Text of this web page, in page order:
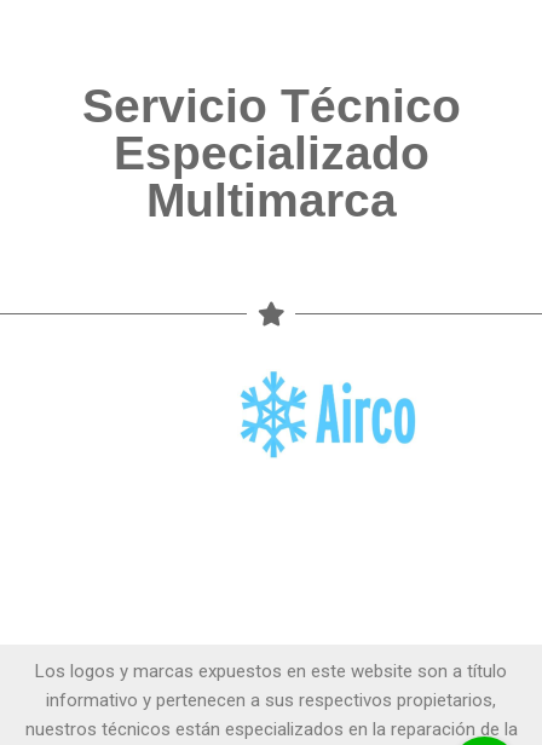
Servicio Técnico
Especializado
Multimarca
Los logos y marcas expuestos en este website son a título
informativo y pertenecen a sus respectivos propietarios,
nuestros técnicos están especializados en la reparación de la